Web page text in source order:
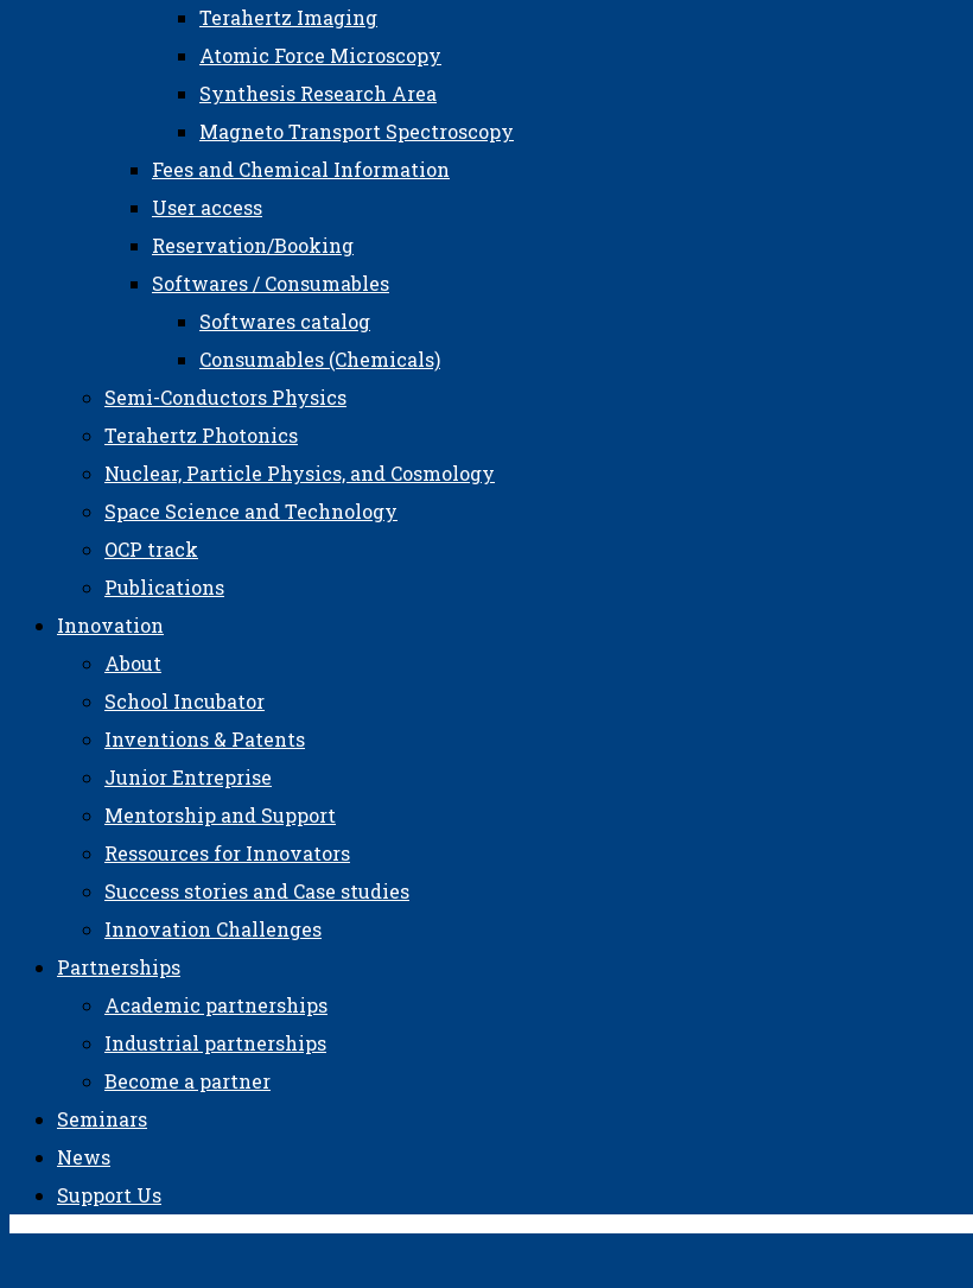
Terahertz Imaging
Atomic Force Microscopy
Synthesis Research Area
Magneto Transport Spectroscopy
Fees and Chemical Information
User access
Reservation/Booking
Softwares / Consumables
Softwares catalog
Consumables (Chemicals)
Semi-Conductors Physics
Terahertz Photonics
Nuclear, Particle Physics, and Cosmology
Space Science and Technology
OCP track
Publications
Innovation
About
School Incubator
Inventions & Patents
Junior Entreprise
Mentorship and Support
Ressources for Innovators
Success stories and Case studies
Innovation Challenges
Partnerships
Academic partnerships
Industrial partnerships
Become a partner
Seminars
News
Support Us